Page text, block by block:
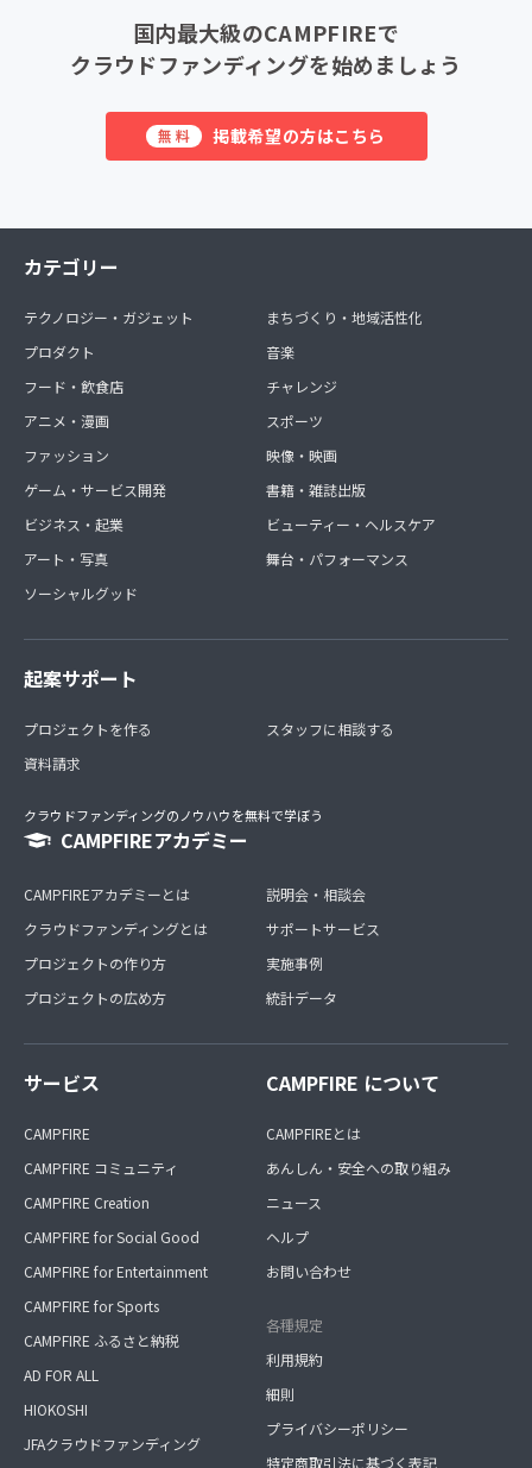
国内最大級のCAMPFIREで
クラウドファンディングを始めましょう
無料 掲載希望の方はこちら
カテゴリー
テクノロジー・ガジェット
プロダクト
フード・飲食店
アニメ・漫画
ファッション
ゲーム・サービス開発
ビジネス・起業
アート・写真
ソーシャルグッド
まちづくり・地域活性化
音楽
チャレンジ
スポーツ
映像・映画
書籍・雑誌出版
ビューティー・ヘルスケア
舞台・パフォーマンス
起案サポート
プロジェクトを作る
資料請求
スタッフに相談する
クラウドファンディングのノウハウを無料で学ぼう
CAMPFIREアカデミー
CAMPFIREアカデミーとは
クラウドファンディングとは
プロジェクトの作り方
プロジェクトの広め方
説明会・相談会
サポートサービス
実施事例
統計データ
サービス
CAMPFIRE
CAMPFIRE コミュニティ
CAMPFIRE Creation
CAMPFIRE for Social Good
CAMPFIRE for Entertainment
CAMPFIRE for Sports
CAMPFIRE ふるさと納税
AD FOR ALL
HIOKOSHI
JFAクラウドファンディング
CAMPFIRE について
CAMPFIREとは
あんしん・安全への取り組み
ニュース
ヘルプ
お問い合わせ
各種規定
利用規約
細則
プライバシーポリシー
特定商取引法に基づく表記